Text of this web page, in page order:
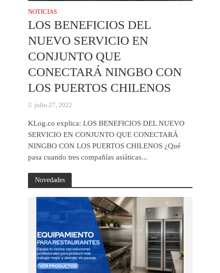
NOTICIAS
LOS BENEFICIOS DEL
NUEVO SERVICIO EN
CONJUNTO QUE
CONECTARÁ NINGBO CON
LOS PUERTOS CHILENOS
julio 27, 2022
KLog.co explica: LOS BENEFICIOS DEL NUEVO
SERVICIO EN CONJUNTO QUE CONECTARÁ
NINGBO CON LOS PUERTOS CHILENOS ¿Qué
pasa cuando tres compañías asiáticas...
Novedades